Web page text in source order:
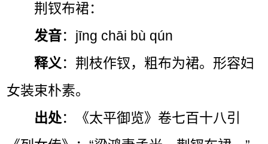
荆钗布裙：
发音：jīng chāi bù qún
释义 ：荆枝作钗，粗布为裙。形容妇
女装束朴素。
出处：《太平御览》卷七百十八引